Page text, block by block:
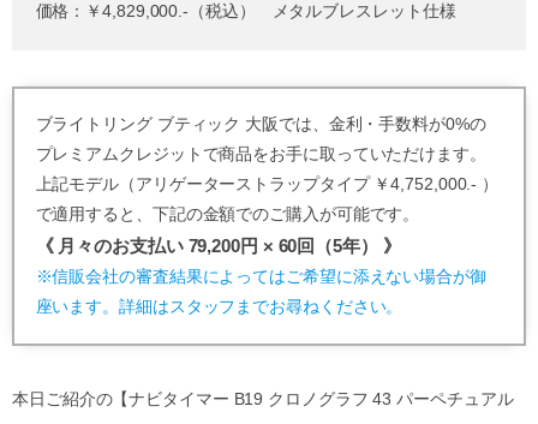
価格：￥4,829,000.-（税込） メタルブレスレット仕様
ブライトリング ブティック 大阪では、金利・手数料が0%の
プレミアムクレジットで商品をお手に取っていただけます。
上記モデル（アリゲーターストラップタイプ ￥4,752,000.- ）
で適用すると、下記の金額でのご購入が可能です。
《 月々のお支払い 79,200円 × 60回（5年） 》
※信販会社の審査結果によってはご希望に添えない場合が御
座います。詳細はスタッフまでお尋ねください。
本日ご紹介の【ナビタイマー B19 クロノグラフ 43 パーペチュアル